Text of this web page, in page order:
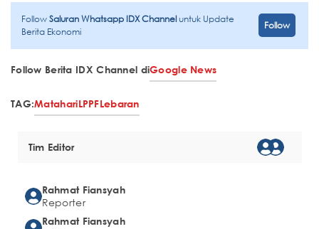
FollowSaluran Whatsapp IDX Channeluntuk Update
Berita Ekonomi
Follow
Follow Berita IDX Channel diGoogle News
TAG:MatahariLPPFLebaran
Tim Editor
Rahmat Fiansyah
Reporter
Rahmat Fiansyah